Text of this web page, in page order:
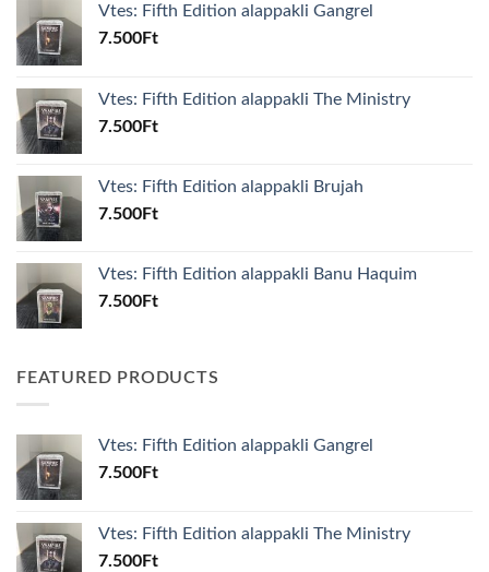
Vtes: Fifth Edition alappakli Gangrel
7.500Ft
Vtes: Fifth Edition alappakli The Ministry
7.500Ft
Vtes: Fifth Edition alappakli Brujah
7.500Ft
Vtes: Fifth Edition alappakli Banu Haquim
7.500Ft
FEATURED PRODUCTS
Vtes: Fifth Edition alappakli Gangrel
7.500Ft
Vtes: Fifth Edition alappakli The Ministry
7.500Ft